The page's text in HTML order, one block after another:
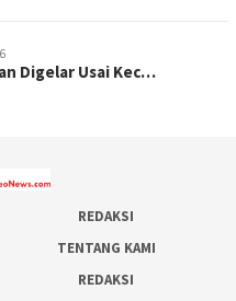
Digelar Usai Kec…
REDAKSI
TENTANG KAMI
REDAKSI